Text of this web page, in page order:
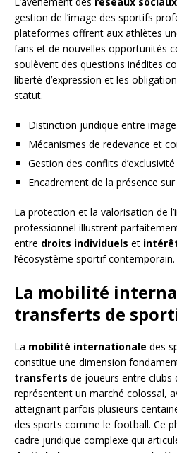
gestion de l’image des sportifs
plateformes offrent aux athlètes
fans et de nouvelles opportunités
soulèvent des questions inédites
liberté d’expression et les
statut.
Distinction juridique entre
Mécanismes de redevance et
Gestion des conflits
Encadrement de la présence
La protection et la valorisation de
professionnel illustrent
entre droits individuels et
l’écosystème sportif contemporain.
La mobilité
transferts de
La mobilité internationale des
constitue une dimension
transferts de joueurs entre clubs
représentent un marché colossal,
atteignant parfois plusieurs
des sports comme le football. Ce
cadre juridique complexe qui